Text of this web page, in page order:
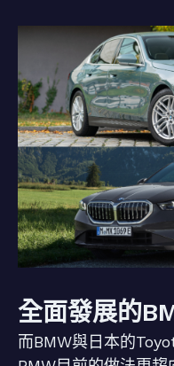
全面發展的
而BMW與日本的